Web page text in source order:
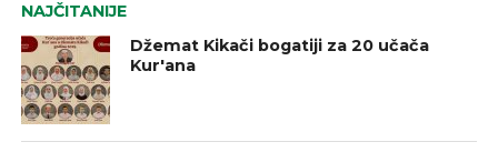
NAJČITANIJE
Džemat Kikači bogatiji za 20 učača
Kur'ana